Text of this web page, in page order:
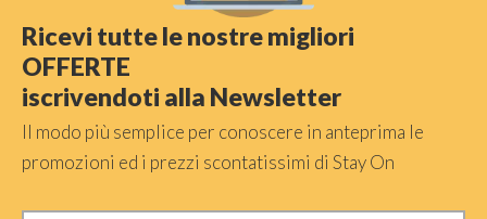
Ricevi tutte le nostre migliori
OFFERTE
iscrivendoti alla Newsletter
Il modo più semplice per conoscere in anteprima le
promozioni ed i prezzi scontatissimi di Stay On